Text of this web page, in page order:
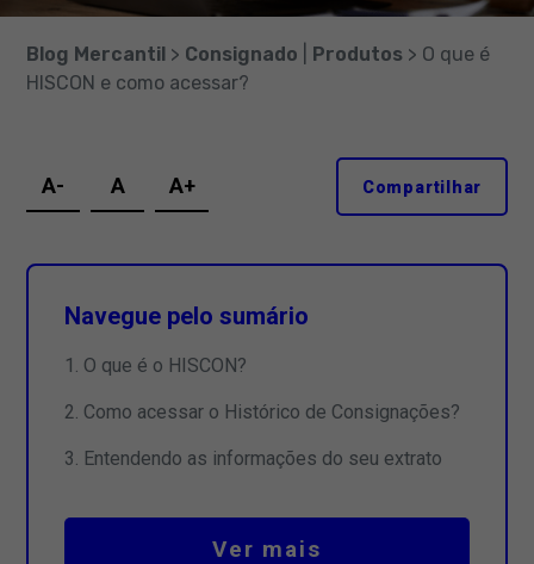
Blog Mercantil > Consignado Produtos > O que é
HISCON e como acessar?
A- A A+ Compartilhar
Navegue pelo sumário
O que é o HISCON?
Como acessar o Histórico de Consignações?
Entendendo as informações do seu extrato
Ver mais